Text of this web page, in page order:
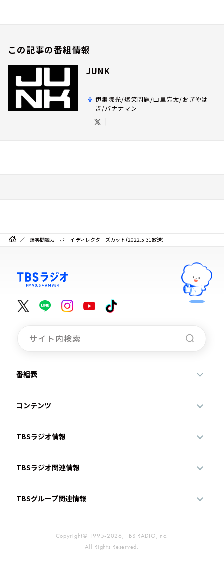
この記事の番組情報
JUNK
伊集院光/爆笑問題/山里亮太/おぎやは
ぎ/バナナマン
爆笑問題カーボーイ ディレクターズカット（2022.5.31放送）
番組表
コンテンツ
TBSラジオ情報
TBSラジオ関連情報
TBSグループ関連情報
Copyright© 1995-2026, TBS RADIO,Inc.
All Rights Reserved.